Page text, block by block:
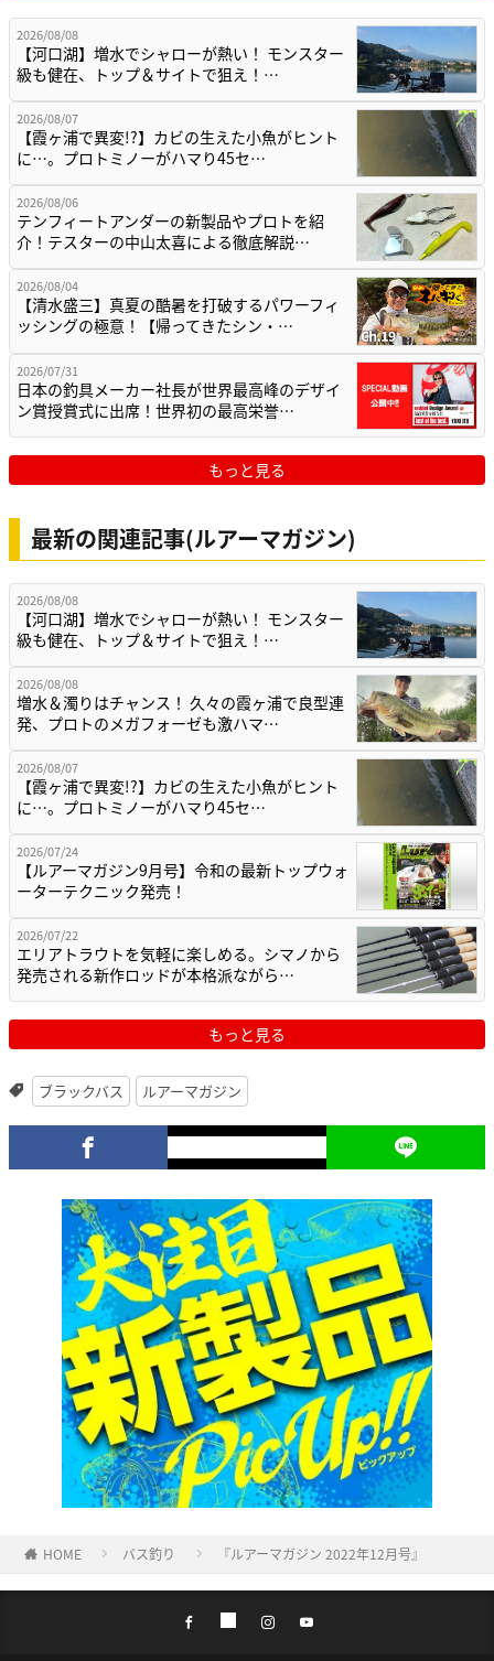
2026/08/08
【河口湖】増水でシャローが熱い！ モンスター
級も健在、トップ＆サイトで狙え！…
2026/08/07
【霞ヶ浦で異変!?】カビの生えた小魚がヒント
に…。プロトミノーがハマり45セ…
2026/08/06
テンフィートアンダーの新製品やプロトを紹
介！テスターの中山太喜による徹底解説…
2026/08/04
【清水盛三】真夏の酷暑を打破するパワーフィ
ッシングの極意！【帰ってきたシン・…
2026/07/31
日本の釣具メーカー社長が世界最高峰のデザイ
ン賞授賞式に出席！世界初の最高栄誉…
もっと見る
最新の関連記事(ルアーマガジン)
2026/08/08
【河口湖】増水でシャローが熱い！ モンスター
級も健在、トップ＆サイトで狙え！…
2026/08/08
増水＆濁りはチャンス！ 久々の霞ヶ浦で良型連
発、プロトのメガフォーゼも激ハマ…
2026/08/07
【霞ヶ浦で異変!?】カビの生えた小魚がヒント
に…。プロトミノーがハマり45セ…
2026/07/24
【ルアーマガジン9月号】令和の最新トップウォ
ーターテクニック発売！
2026/07/22
エリアトラウトを気軽に楽しめる。シマノから
発売される新作ロッドが本格派ながら…
もっと見る
ブラックバス ルアーマガジン
HOME バス釣り 『ルアーマガジン 2022年12月号』